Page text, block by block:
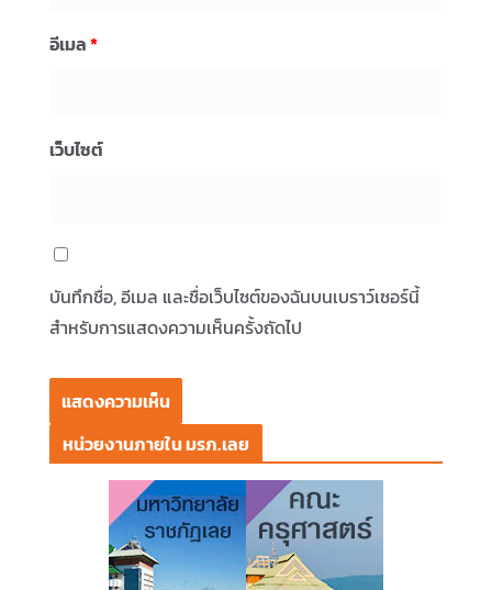
อีเมล*
เว็บไซต์
บันทึกชื่อ, อีเมล และชื่อเว็บไซต์ของฉันบนเบราว์เซอร์นี้
สำหรับการแสดงความเห็นครั้งถัดไป
หน่วยงานภายใน มรภ.เลย